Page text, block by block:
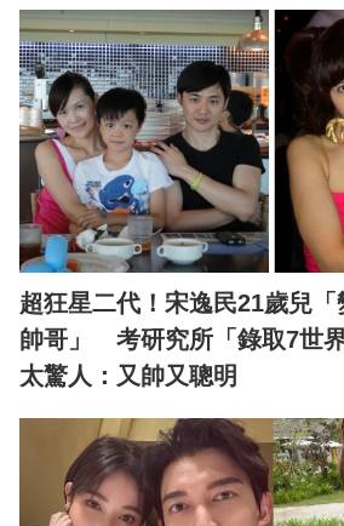
超狂星二代！宋逸民21歲兒
帥哥」 考研究所「錄取7世
太驚人：又帥又聰明